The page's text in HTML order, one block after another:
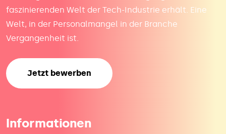
faszinierenden Welt der Tech-Industrie erhält. Eine
Welt, in der Personalmangel in der Branche
Vergangenheit ist.
Jetzt bewerben
Informationen